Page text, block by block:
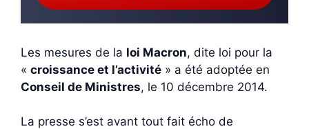
Les mesures de la loi Macron, dite loi pour la
« croissance et l’activité » a été adoptée en
Conseil de Ministres, le 10 décembre 2014.
La presse s’est avant tout fait écho de